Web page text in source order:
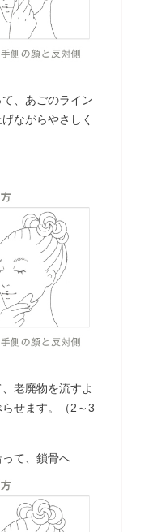
、あごのライン
ながらやさしく
老廃物を流すよ
せます。（2～3
て、鎖骨へ